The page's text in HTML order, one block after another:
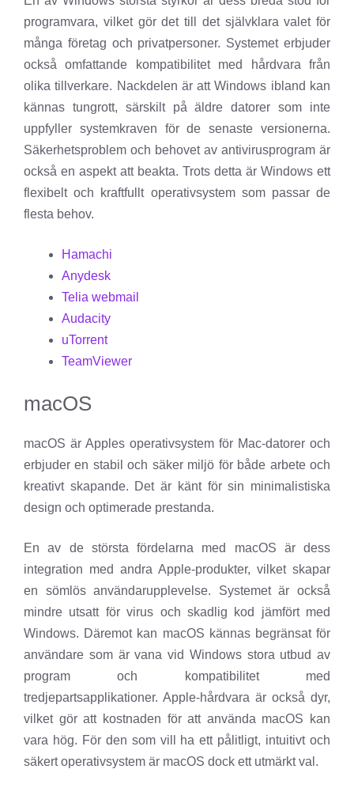
programvara, vilket gör det till det självklara valet för
många företag och privatpersoner. Systemet erbjuder
också omfattande kompatibilitet med hårdvara från
olika tillverkare. Nackdelen är att Windows ibland kan
kännas tungrott, särskilt på äldre datorer som inte
uppfyller systemkraven för de senaste versionerna.
Säkerhetsproblem och behovet av antivirusprogram är
också en aspekt att beakta. Trots detta är Windows ett
flexibelt och kraftfullt operativsystem som passar de
flesta behov.
Hamachi
Anydesk
Telia webmail
Audacity
uTorrent
TeamViewer
macOS
macOS är Apples operativsystem för Mac-datorer och
erbjuder en stabil och säker miljö för både arbete och
kreativt skapande. Det är känt för sin minimalistiska
design och optimerade prestanda.
En av de största fördelarna med macOS är dess
integration med andra Apple-produkter, vilket skapar
en sömlös användarupplevelse. Systemet är också
mindre utsatt för virus och skadlig kod jämfört med
Windows. Däremot kan macOS kännas begränsat för
användare som är vana vid Windows stora utbud av
program och kompatibilitet med
tredjepartsapplikationer. Apple-hårdvara är också dyr,
vilket gör att kostnaden för att använda macOS kan
vara hög. För den som vill ha ett pålitligt, intuitivt och
säkert operativsystem är macOS dock ett utmärkt val.